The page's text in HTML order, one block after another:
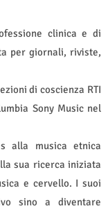
clinica e di
per giornali, riviste,
di coscienza RTI
Sony Music nel
alla musica etnica
sua ricerca iniziata
e cervello. I suoi
sino a diventare